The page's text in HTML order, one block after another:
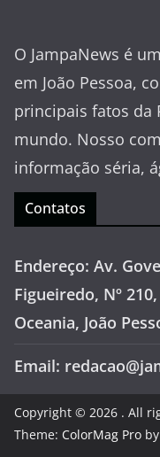
O JampaNews é
em João Pessoa,
principais fatos da
mundo. Nosso
informação séria,
Contatos
Endereço: Av.
Figueiredo, Nº 210,
Oceania, João
Email:
Copyright © 2026 . All
Theme: ColorMag Pro